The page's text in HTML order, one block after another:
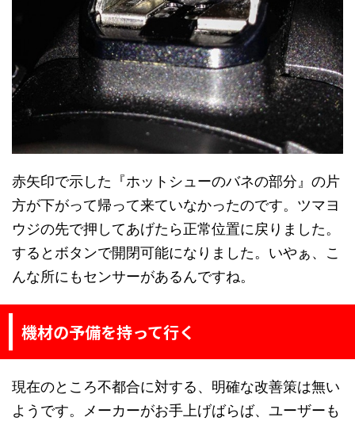
赤矢印で示した『ホットシューのバネの部分』の片
方が下がって帰って来ていなかったのです。ツマヨ
ウジの先で押してあげたら正常位置に戻りました。
するとボタンで開閉可能になりました。いやぁ、こ
んな所にもセンサーがあるんですね。
機材の予備を持って行く
現在のところ不都合に対する、明確な改善策は無い
ようです。メーカーがお手上げばらば、ユーザーも